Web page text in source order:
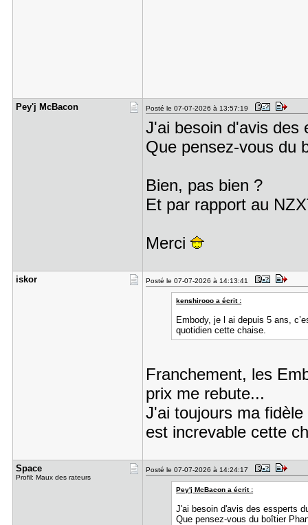
Pey'j McBa​con Posté le 07-07-2026 à 13:57:19
J'ai besoin d'avis des
Que pensez-vous du
Bien, pas bien ?
Et par rapport au
Merci
iskor Posté le 07-07-2026 à 14:13:41
kenshirooo a écrit :
Embody, je l ai depuis 5 ans,
quotidien cette chaise.
Franchement, les
prix me rebute...
J'ai toujours ma
est increvable cette
Space
Profil: Maux des rateurs
Posté le 07-07-2026 à 14:24:17
Pey'j McBacon a écrit :
J'ai besoin d'avis des essperts
Que pensez-vous du boîtier